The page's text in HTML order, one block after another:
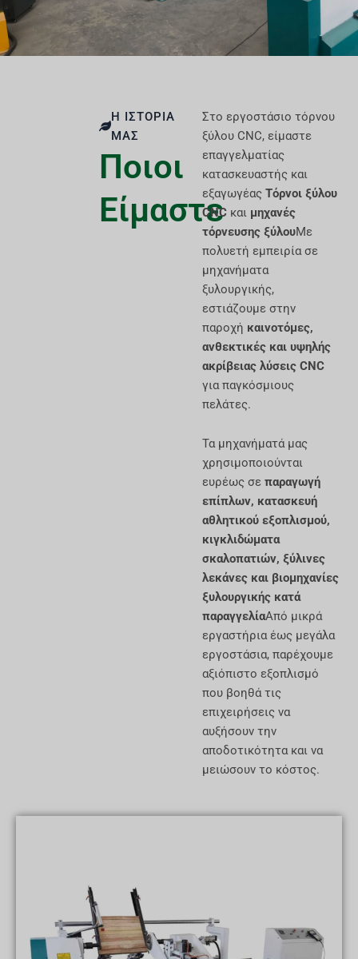
Η ΙΣΤΟΡΊΑ
ΜΑΣ
Ποιοι
Είμαστε
Στο εργοστάσιο τόρνου
ξύλου CNC, είμαστε
επαγγελματίας
κατασκευαστής και
εξαγωγέας Τόρνοι ξύλου
CNCκαι μηχανές
τόρνευσης ξύλουΜε
πολυετή εμπειρία σε
μηχανήματα
ξυλουργικής,
εστιάζουμε στην
παροχή καινοτόμες,
ανθεκτικές και υψηλής
ακρίβειας λύσεις CNC
για παγκόσμιους
πελάτες.
Τα μηχανήματά μας
χρησιμοποιούνται
ευρέως σε παραγωγή
επίπλων, κατασκευή
αθλητικού εξοπλισμού,
κιγκλιδώματα
σκαλοπατιών, ξύλινες
λεκάνες και βιομηχανίες
ξυλουργικής κατά
παραγγελίαΑπό μικρά
εργαστήρια έως μεγάλα
εργοστάσια, παρέχουμε
αξιόπιστο εξοπλισμό
που βοηθά τις
επιχειρήσεις να
αυξήσουν την
αποδοτικότητα και να
μειώσουν το κόστος.